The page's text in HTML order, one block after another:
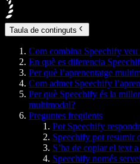
Taula de continguts
Com combina Speechify
En què es diferencia
Per què l’aprenentatge
Com admet Speechify
Per què Speechify és la
multimodal?
Preguntes freqüents
Pot Speechify
Speechify pot resumir
S’ha de copiar el text
Speechify només